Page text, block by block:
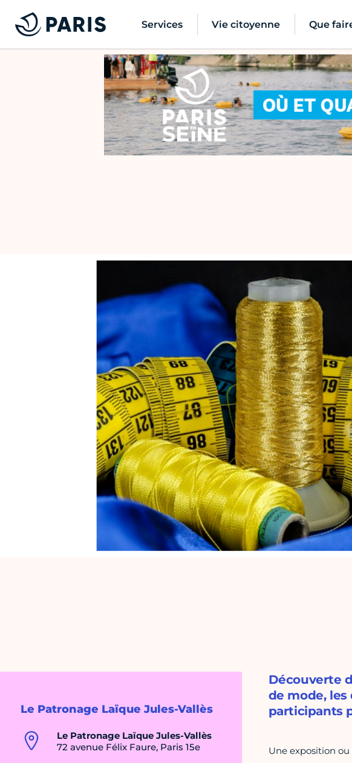
Services Vie citoyenne Que
Le Patronage Laïque Jules-Vallès
Le Patronage Laïque Jules-Vallès
72 avenue Félix Faure, Paris 15e
Découverte
de mode,
participants
Une exposition